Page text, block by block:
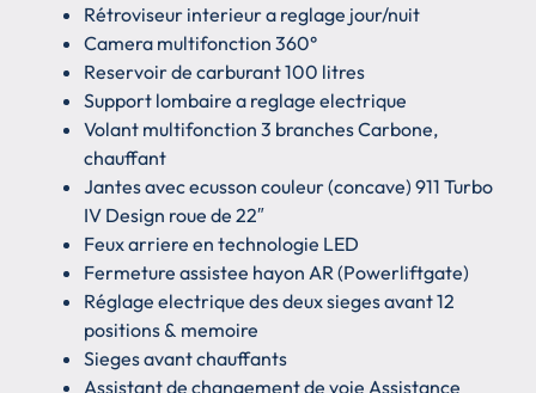
Rétroviseur interieur a reglage jour/nuit
Camera multifonction 360°
Reservoir de carburant 100 litres
Support lombaire a reglage electrique
Volant multifonction 3 branches Carbone,
chauffant
Jantes avec ecusson couleur (concave) 911 Turbo
IV Design roue de 22″
Feux arriere en technologie LED
Fermeture assistee hayon AR (Powerliftgate)
Réglage electrique des deux sieges avant 12
positions & memoire
Sieges avant chauffants
Assistant de changement de voie Assistance